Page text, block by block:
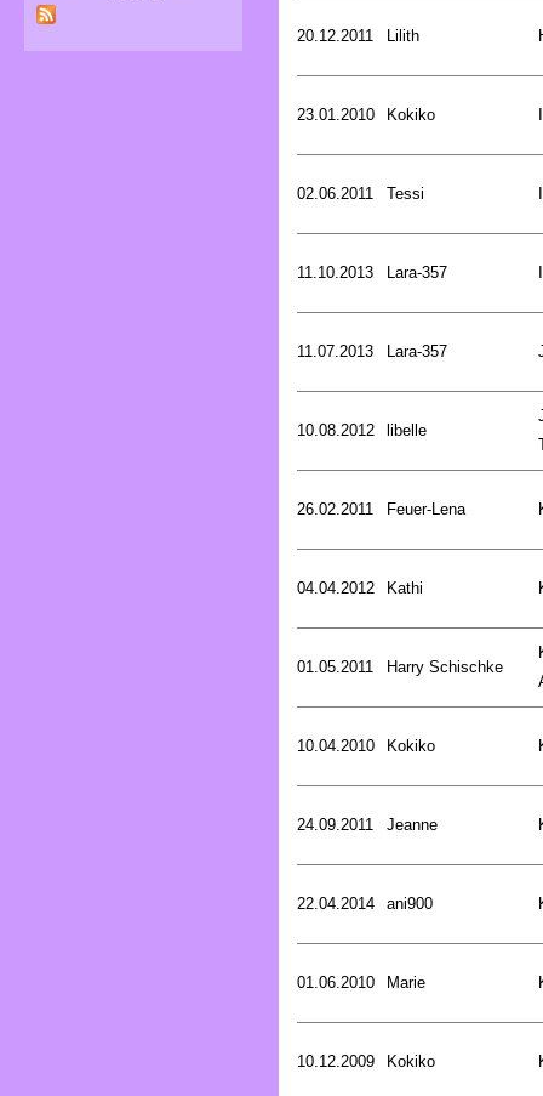
20.12.2011 Lilith
23.01.2010 Kokiko
02.06.2011 Tessi
11.10.2013 Lara-357
11.07.2013 Lara-357
10.08.2012 libelle
26.02.2011 Feuer-Lena
04.04.2012 Kathi
01.05.2011 Harry Schischke
10.04.2010 Kokiko
24.09.2011 Jeanne
22.04.2014 ani900
01.06.2010 Marie
10.12.2009 Kokiko